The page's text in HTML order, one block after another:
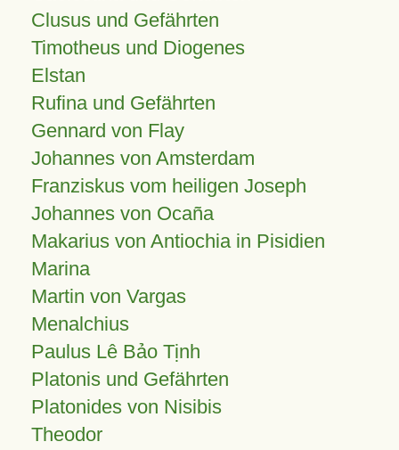
Clusus und Gefährten
Timotheus und Diogenes
Elstan
Rufina und Gefährten
Gennard von Flay
Johannes von Amsterdam
Franziskus vom heiligen Joseph
Johannes von Ocaña
Makarius von Antiochia in Pisidien
Marina
Martin von Vargas
Menalchius
Paulus Lê Bảo Tịnh
Platonis und Gefährten
Platonides von Nisibis
Theodor